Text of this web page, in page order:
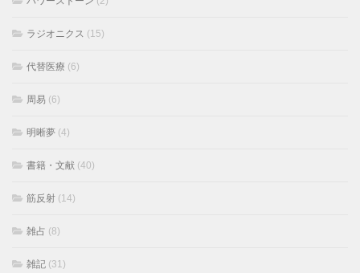
ラジオニクス (15)
代替医療 (6)
周易 (6)
明晰夢 (4)
書籍・文献 (40)
筋反射 (14)
雑占 (8)
雑記 (31)